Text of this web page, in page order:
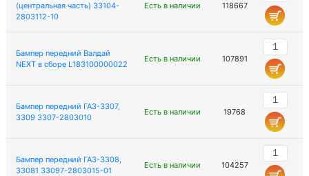
(центральная часть) 33104-
2803112-10
Есть в наличии 118667
Бампер передний Валдай
NEXT в сборе L183100000022
Есть в наличии 107891
Бампер передний ГАЗ-3307,
3309 3307-2803010
Есть в наличии 19768
Бампер передний ГАЗ-3308,
33081 33097-2803015-01
Есть в наличии 104257